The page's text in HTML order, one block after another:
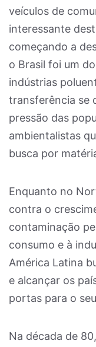
veículos de
interessante
começando a
o Brasil foi um
indústrias
transferência se
pressão das
ambientalistas
busca por
Enquanto no
contra o
contaminação
consumo e à
América Latina
e alcançar os
portas para o
Na década de